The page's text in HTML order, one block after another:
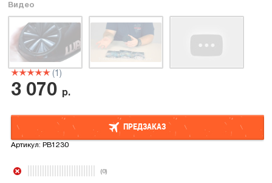
Видео
(1)
3 070 р.
ПРЕДЗАКАЗ
Артикул:PB1230
(0)